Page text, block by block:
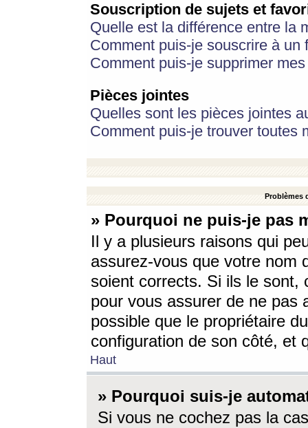
Souscription de sujets et
Quelle est la différence entre la
Comment puis-je souscrire à
Comment puis-je supprimer
Pièces jointes
Quelles sont les pièces jointes
Comment puis-je trouver toutes
Problèmes
» Pourquoi ne puis-je pas
Il y a plusieurs raisons qui
assurez-vous que votre nom
soient corrects. Si ils le sont,
pour vous assurer de ne pas
possible que le propriétaire
configuration de son côté, et
Haut
» Pourquoi suis-je
Si vous ne cochez pas la